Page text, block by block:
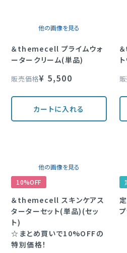
他の画像を見る
＆themecell プライムウォ
ータークリーム(単品)
販売価格¥ 5,500
カートに入れる
他の画像を見る
10%OFF
＆themecell スキンケアス
ターターセット(単品)(セッ
ト)
☆まとめ買いで10%OFFの
特別価格！